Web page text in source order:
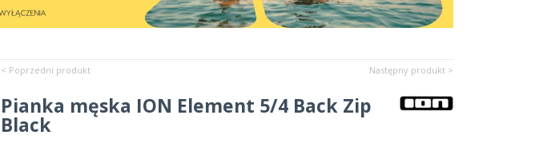
< Poprzedni produkt
Następny produkt >
Pianka męska ION Element 5/4 Back Zip
Black